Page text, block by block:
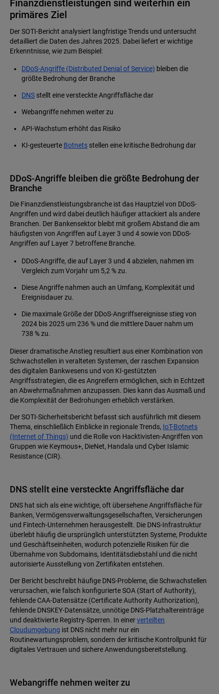
Finanzdienstleistungen sind weiterhin ein
primäres Ziel
Der SOTI-Bericht analysiert langfristige Trends und untersucht
detailliert die Daten des Jahres 2025. Dabei liefert er wichtige
Erkenntnisse, wie zum Beispiel:
DDoS-Angriffe (Distributed Denial of Service) bleiben die
größte Bedrohung der Branche
DNS stellt eine versteckte Angriffsfläche dar
Webangriffe nehmen weiter zu
API-Wachstum erhöht das Risiko
KI-gesteuerte Botnets stellen eine kritische Bedrohung dar
DDoS-Angriffe bleiben die größte Bedrohung der
Branche
Die Finanzdienstleistungsbranche ist das Hauptziel von DDoS-
Angriffen und wird dabei deutlich häufiger attackiert als andere
Branchen. Der Bankensektor bleibt mit großem Abstand die am
häufigsten von Angriffen auf Layer 3 und 4 sowie von DDoS-
Angriffen auf Layer 7 betroffene Branche.
DDoS-Angriffe, die auf Layer 3 und 4 abzielen, nahmen im
Vergleich zum Vorjahr um 5,2 % zu.
Diese Angriffe nahmen auch an Umfang, Komplexität und
Ereignisdauer zu.
Die maximale Größe der DDoS-Angriffsereignisse stieg von
2024 bis 2025 um 236 % und die mittlere Dauer nahm um
738 % zu.
Dieser dramatische Anstieg resultiert aus einer Kombination von
Schwachstellen in veralteten Systemen, der raschen Expansion
des digitalen Bankwesens und von KI-gestützten
Angriffsstrategien, die es Angreifern ermöglichen, sich in Echtzeit
an Abwehrmaßnahmen anzupassen. Dies kann das Ausmaß und
die Komplexität der Bedrohungen erheblich verstärken.
Der SOTI-Sicherheitsbericht befasst sich ausführlich mit diesem
Thema, einschließlich Einblicke in regionale Trends, IoT-Botnets
(Internet of Things) und die Rolle von Hacktivisten-Angriffen von
Gruppen wie Keymous+, DieNet, Handala und Cyber Islamic
Resistance (CIR).
DNS stellt eine versteckte Angriffsfläche dar
DNS hat sich als eine wichtige, oft übersehene Angriffsfläche für
Banken, Vermögensverwaltungsgesellschaften, Versicherungen
und Fintech-Unternehmen herausgestellt. Die DNS-Infrastruktur
überlebt häufig die ursprünglich unterstützten Systeme, Produkte
und Geschäftseinheiten, wodurch potenzielle Risiken für die
Übernahme von Subdomains, Identitätsdiebstahl und die nicht
autorisierte Ausstellung von Zertifikaten entstehen.
Der Bericht beschreibt häufige DNS-Probleme, die Schwachstellen
verursachen, wie falsch konfigurierte SOA (Start of Authority),
fehlende CAA-Datensätze (Certificate Authority Authorization),
fehlende DNSKEY-Datensätze, unnötige DNS-Platzhaltereinträge
und deaktivierte Registry-Sperren. In einerverteilten
Cloudumgebung ist DNS nicht mehr nur ein
Routinewartungsproblem, sondern der kritische Kontrollpunkt für
digitales Vertrauen und sichere Anwendungsbereitstellung.
Webangriffe nehmen weiter zu